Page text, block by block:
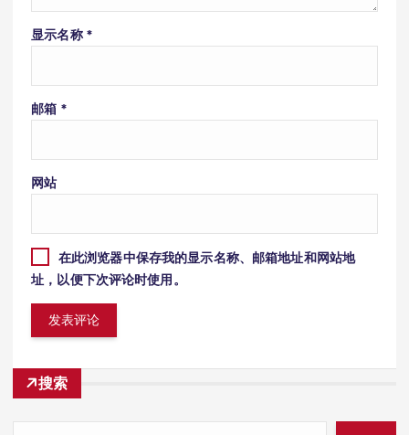
显示名称 *
邮箱 *
网站
在此浏览器中保存我的显示名称、邮箱地址和网站地
址，以便下次评论时使用。
搜索